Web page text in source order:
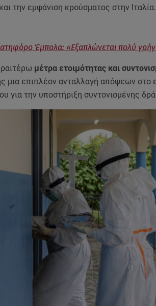
την εμφάνιση κρούσματος στην Ιταλία.
Έμπολα: «Εξαπλώνεται πολύ
μέτρα ετοιμότητας και
μια επιπλέον ανταλλαγή απόψεων στο
για την υποστήριξη συντονισμένης